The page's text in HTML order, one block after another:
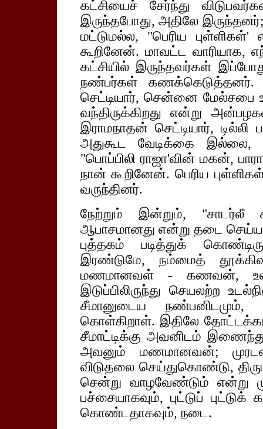
கட்சியைச் சேர்ந்து
இருந்தபோது, அதிலே
மட்டுமல்ல, "பெரிய
கூறினேன். மாவட்ட வாரியாக,
கட்சியில் இருந்தவர்கள்
நண்பர்கள் கணக்கெடுத்தனர்.
செட்டியார், சென்னை மேல்சபை
வந்திருக்கிறது என்று
இராமநாதன் செட்டியார், டில்லி
அதுகூட வேடிக்கை இல்லை,
"பொப்பிலி ராஜா'வின் மகன்,
நான் கூறினேன். பெரிய
வருந்தினர்.
நேற்றும் இன்றும், "சாடர்லீ
ஆபாசமானது என்று தடை
புத்தகம் படித்துக்
இரண்டுமே, நம்மைத்
மணமானவள் - கணவன், உலகப்
இடுப்பிலிருந்து செயலற்ற
சீமானுடைய நண்பனிடமும்,
கொள்கிறாள். இதிலே
சீமாட்டிக்கு அவனிடம்
அவனும் மணமானவன்;
விடுதலை செய்துகொண்டு,
சென்று வாழவேண்டும் என்று
பச்சையாகவும், புட்டுப்
கொண்டதாகவும், நடை.